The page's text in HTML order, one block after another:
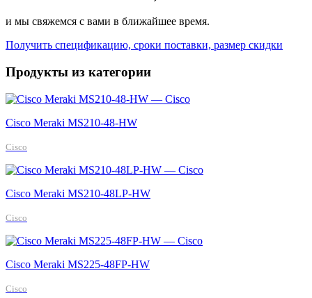
и мы свяжемся с вами в ближайшее время.
Получить спецификацию, сроки поставки, размер скидки
Продукты из категории
Cisco Meraki MS210-48-HW
Cisco
Cisco Meraki MS210-48LP-HW
Cisco
Cisco Meraki MS225-48FP-HW
Cisco